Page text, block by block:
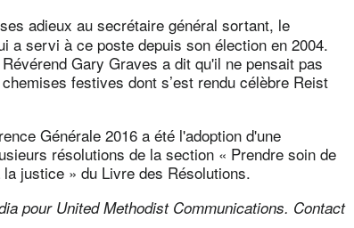
adieux au secrétaire général sortant, le
a servi à ce poste depuis son élection en 2004.
Gary Graves a dit qu'il ne pensait pas
festives dont s’est rendu célèbre Reist
Générale 2016 a été l'adoption d'une
résolutions de la section « Prendre soin de
justice » du Livre des Résolutions.
pour United Methodist Communications. Contact